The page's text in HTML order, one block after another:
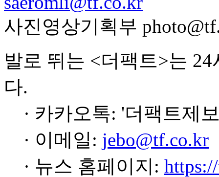
사진영상기획부
발로 뛰는 <더팩트>는
다.
· 카카오톡: '더팩트제
· 이메일: jebo@tf.co.kr
· 뉴스 홈페이지: